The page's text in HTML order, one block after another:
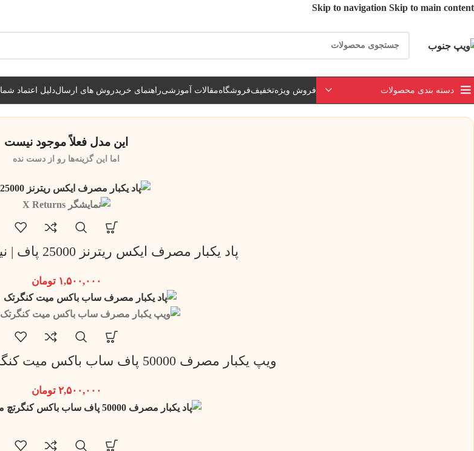
Skip to navigation Skip to main content
دسته بندی محصولات فروش ویژهتخفیففروشگاهمقالات آموزشیراهنمای خریدروش های ارسالدلیل اعتماد شما
این مدل فعلاً موجود نیست
اما این گزینه‌ها رو از دست نده
پاد یکبار مصرف ایکس ریترنز 25000 پاف | نیکوتین 50 میلی گرم
۱,۵۰۰,۰۰۰ تومان
ویپ یکبار مصرف 50000 پاف ساب باکس میت کنگرتچ | نیکوتین 3.5 میلی گرم
۲,۵۰۰,۰۰۰ تومان